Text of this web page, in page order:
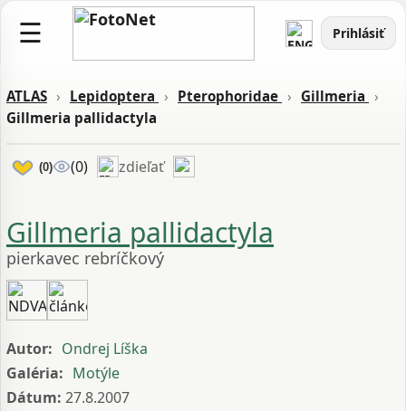
☰ Prihlásiť
ATLAS › Lepidoptera › Pterophoridae › Gillmeria ›
Gillmeria pallidactyla
(0) (0) zdieľať
Gillmeria pallidactyla
pierkavec rebríčkový
Autor: Ondrej Líška
Galéria: Motýle
Dátum: 27.8.2007